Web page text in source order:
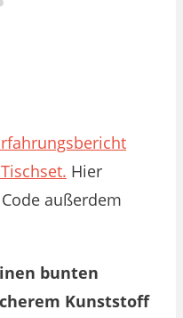
Hier
außerdem
bunten
Kunststoff